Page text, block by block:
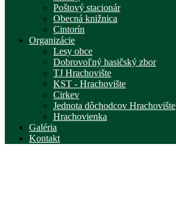
Poštový stacionár
Obecná knižnica
Cintorín
Organizácie
Lesy obce
Dobrovoľný hasičský zbor
TJ Hrachovište
KST - Hrachovište
Cirkev
Jednota dôchodcov Hrachovište
Hrachovienka
Galéria
Kontakt